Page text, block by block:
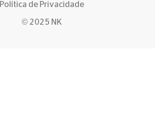
Política de Privacidade
© 2025 NK